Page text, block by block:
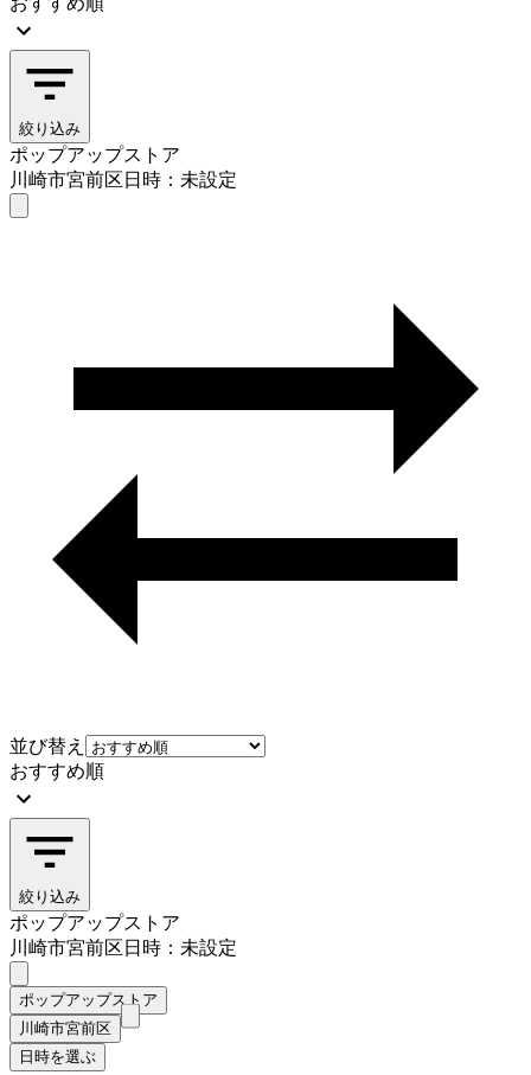
絞り込み
ポップアップストア
川崎市宮前区日時：未設定
並び替え
おすすめ順
絞り込み
ポップアップストア
川崎市宮前区日時：未設定
ポップアップストア
川崎市宮前区
日時を選ぶ